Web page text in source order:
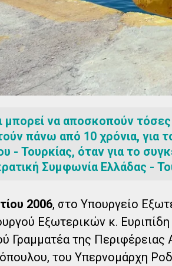
μπορεί να αποσκοπούν
πάνω από 10 χρόνια, για
- Τουρκίας, όταν για το
Συμφωνία Ελλάδας -
2006, στο Υπουργείο
Εξωτερικών κ. Ευριπίδη
Γραμματέα της
του Υπερνομάρχη